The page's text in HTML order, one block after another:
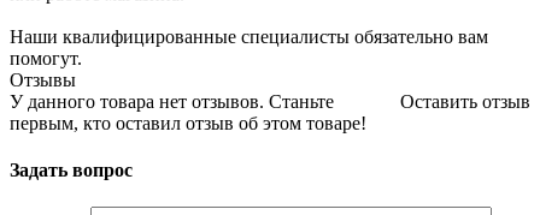
Наши квалифицированные специалисты обязательно вам
помогут.
Отзывы
Оставить отзыв
У данного товара нет отзывов. Станьте
первым, кто оставил отзыв об этом товаре!
Задать вопрос